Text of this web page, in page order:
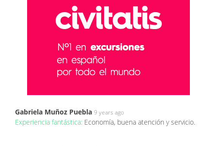
Gabriela Muñoz Puebla 9 years ago
Experiencia fantástica: Economía, buena atención y servicio.